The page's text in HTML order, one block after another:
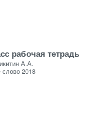
рабочая тетрадь
А.А.
слово 2018